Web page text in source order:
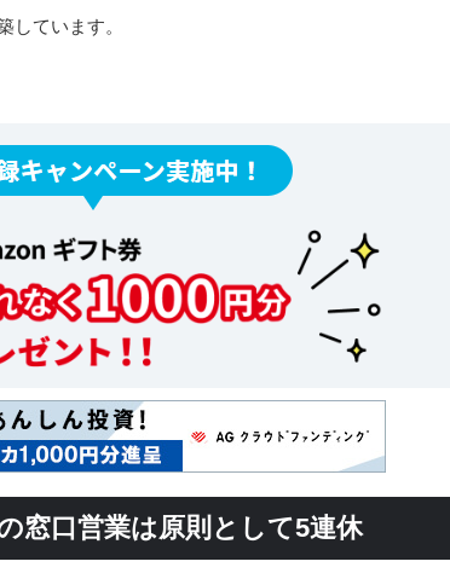
ています。
窓口営業は原則として5連休